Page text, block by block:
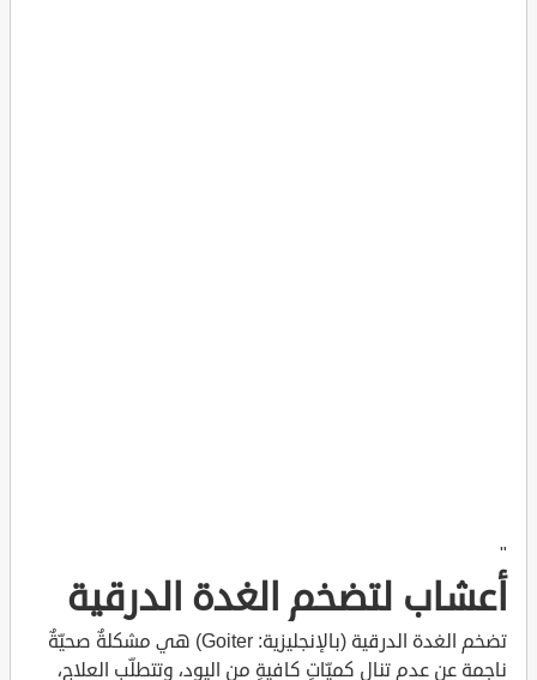
"
أعشاب لتضخم الغدة الدرقية
تضخم الغدة الدرقية (بالإنجليزية: Goiter) هي مشكلةٌ صحيّةٌ
ناجمة عن عدم تنال كميّاتٍ كافيةٍ من اليود، وتتطلّب العلاج،